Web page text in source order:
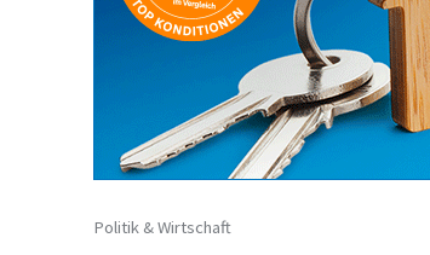
Politik & Wirtschaft